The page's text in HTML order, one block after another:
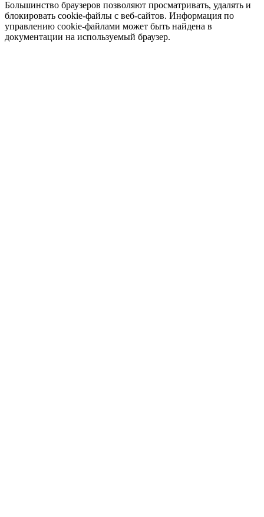
Большинство браузеров позволяют просматривать, удалять и
блокировать cookie-файлы c веб-сайтов. Информация по
управлению cookie-файлами может быть найдена в
документации на используемый браузер.